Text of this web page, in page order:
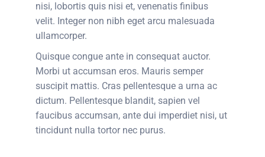
nisi, lobortis quis nisi et, venenatis finibus
velit. Integer non nibh eget arcu malesuada
ullamcorper.
Quisque congue ante in consequat auctor.
Morbi ut accumsan eros. Mauris semper
suscipit mattis. Cras pellentesque a urna ac
dictum. Pellentesque blandit, sapien vel
faucibus accumsan, ante dui imperdiet nisi, ut
tincidunt nulla tortor nec purus.